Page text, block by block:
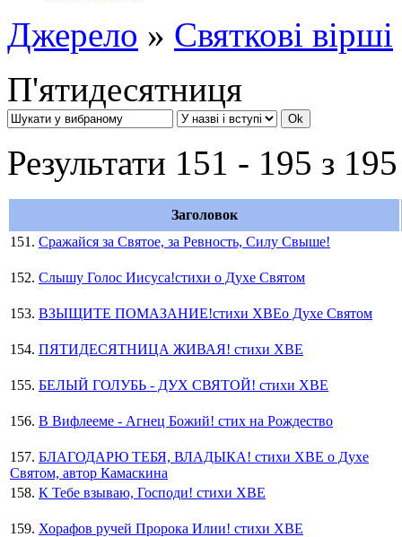
Джерело » Святкові вірші
П'ятидесятниця
Результати 151 - 195 з 195
Заголовок
151. Сражайся за Святое, за Ревность, Силу Свыше!
152. Слышу Голос Иисуса!стихи о Духе Святом
153. ВЗЫЩИТЕ ПОМАЗАНИЕ!стихи ХВЕо Духе Святом
154. ПЯТИДЕСЯТНИЦА ЖИВАЯ! стихи ХВЕ
155. БЕЛЫЙ ГОЛУБЬ - ДУХ СВЯТОЙ! стихи ХВЕ
156. В Вифлееме - Агнец Божий! стих на Рождество
157. БЛАГОДАРЮ ТЕБЯ, ВЛАДЫКА! стихи ХВЕ о Духе
Святом, автор Камаскина
158. К Тебе взываю, Господи! стихи ХВЕ
159. Хорафов ручей Пророка Илии! стихи ХВЕ